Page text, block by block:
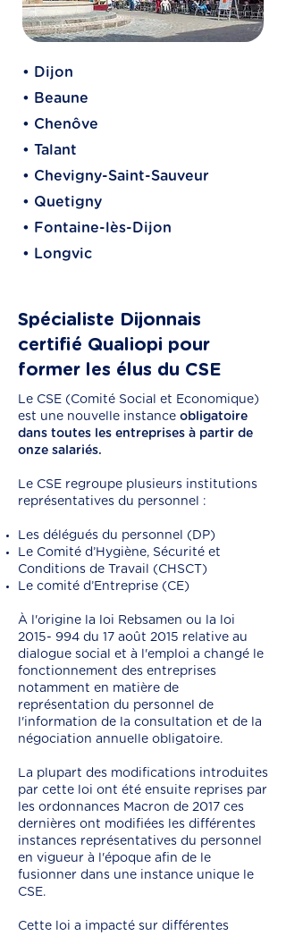
• Dijon
• Beaune
• Chenôve
• Talant
• Chevigny-Saint-Sauveur
• Quetigny
• Fontaine-lès-Dijon
• Longvic
Spécialiste Dijonnais
certifié Qualiopi pour
former les élus du CSE
Le CSE (Comité Social et Economique)
est une nouvelle instance obligatoire
dans toutes les entreprises à partir de
onze salariés.
Le CSE regroupe plusieurs institutions
représentatives du personnel :
Les délégués du personnel (DP)
Le Comité d’Hygiène, Sécurité et
Conditions de Travail (CHSCT)
Le comité d’Entreprise (CE)
À l'origine la loi Rebsamen ou la loi
2015- 994 du 17 août 2015 relative au
dialogue social et à l'emploi a changé le
fonctionnement des entreprises
notamment en matière de
représentation du personnel de
l'information de la consultation et de la
négociation annuelle obligatoire.
La plupart des modifications introduites
par cette loi ont été ensuite reprises par
les ordonnances Macron de 2017 ces
dernières ont modifiées les différentes
instances représentatives du personnel
en vigueur à l'époque afin de le
fusionner dans une instance unique le
CSE.
Cette loi a impacté sur différentes